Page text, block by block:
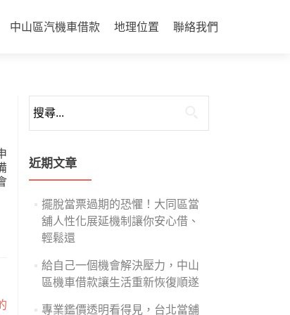
中山區汽機車借款 地理位置 聯絡我們
尋
鍵
字:
近期文章
擺脫當票過期的恐懼！大同區當
舖人性化展延機制讓你安心借、
輕鬆還
給自己一個機會解決壓力，中山
區機車借款讓生活重新恢復順遂
專業鑑價透明看得見，台北當舖